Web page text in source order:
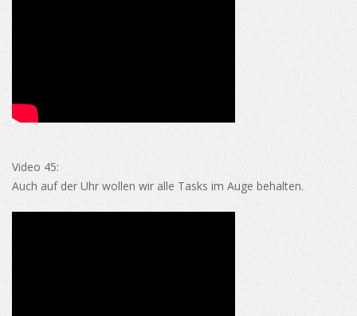
Video 45:
Auch auf der Uhr wollen wir alle Tasks im Auge behalten.